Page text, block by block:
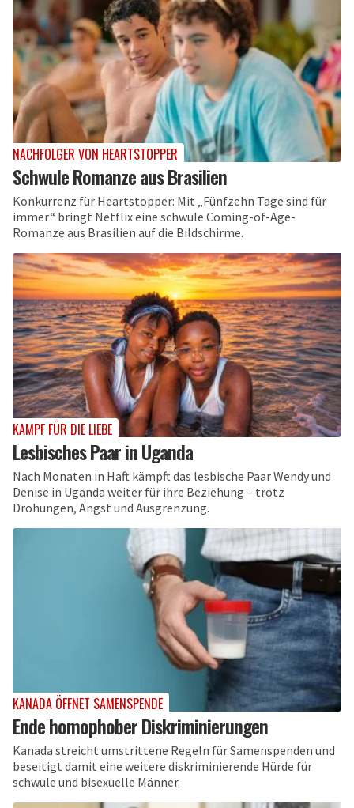
NACHFOLGER VON HEARTSTOPPER
Schwule Romanze aus Brasilien
Konkurrenz für Heartstopper: Mit „Fünfzehn Tage sind für
immer“ bringt Netflix eine schwule Coming-of-Age-
Romanze aus Brasilien auf die Bildschirme.
KAMPF FÜR DIE LIEBE
Lesbisches Paar in Uganda
Nach Monaten in Haft kämpft das lesbische Paar Wendy und
Denise in Uganda weiter für ihre Beziehung – trotz
Drohungen, Angst und Ausgrenzung.
KANADA ÖFFNET SAMENSPENDE
Ende homophober Diskriminierungen
Kanada streicht umstrittene Regeln für Samenspenden und
beseitigt damit eine weitere diskriminierende Hürde für
schwule und bisexuelle Männer.